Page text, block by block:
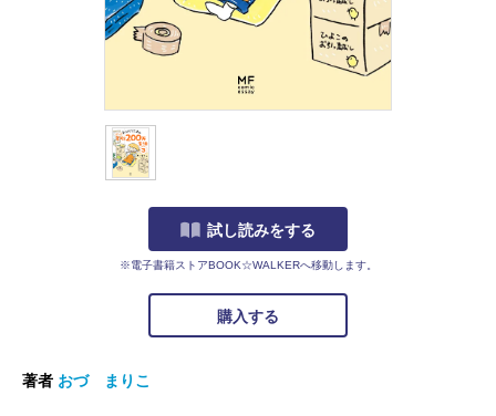
試し読みをする
※電子書籍ストアBOOK☆WALKERへ移動します。
購入する
著者 おづ まりこ